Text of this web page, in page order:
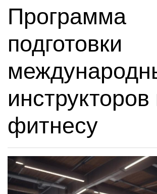
Программа
подготовки
инструкторов
фитнесу